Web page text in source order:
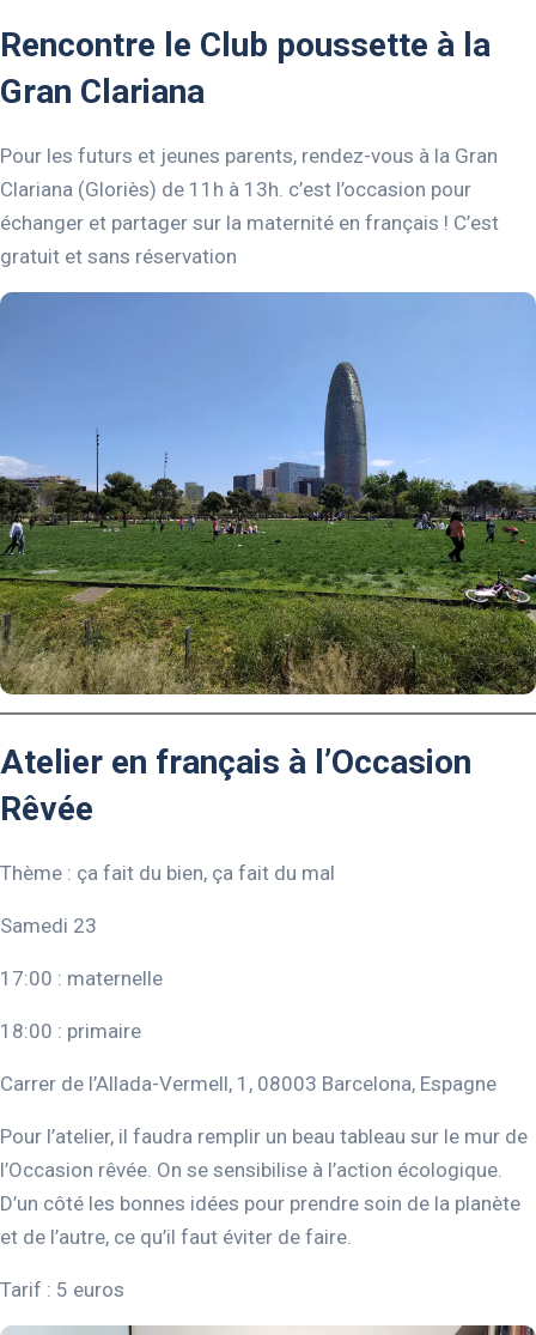
Rencontre le Club poussette à la
Gran Clariana
Pour les futurs et jeunes parents, rendez-vous à la Gran
Clariana (Gloriès) de 11h à 13h. c’est l’occasion pour
échanger et partager sur la maternité en français ! C’est
gratuit et sans réservation
Atelier en français à l’Occasion
Rêvée
Thème : ça fait du bien, ça fait du mal
Samedi 23
17:00 : maternelle
18:00 : primaire
Carrer de l’Allada-Vermell, 1, 08003 Barcelona, Espagne
Pour l’atelier, il faudra remplir un beau tableau sur le mur de
l’Occasion rêvée. On se sensibilise à l’action écologique.
D’un côté les bonnes idées pour prendre soin de la planète
et de l’autre, ce qu’il faut éviter de faire.
Tarif : 5 euros